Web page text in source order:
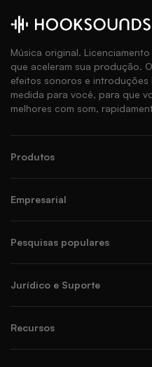
Música original.
que aceleram sua produção.
efeitos sonoros e
medida para você, para que
melhores com som,
Produtos
Empresarial
Pesquisas populares
Jurídico e Suporte
Recursos